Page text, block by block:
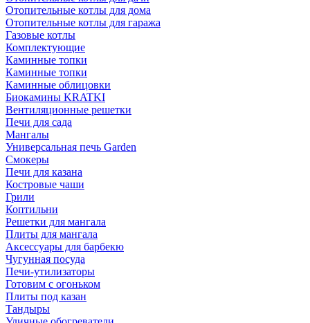
Отопительные котлы для дома
Отопительные котлы для гаража
Газовые котлы
Комплектующие
Каминные топки
Каминные топки
Каминные облицовки
Биокамины KRATKI
Вентиляционные решетки
Печи для сада
Мангалы
Универсальная печь Garden
Смокеры
Печи для казана
Костровые чаши
Грили
Коптильни
Решетки для мангала
Плиты для мангала
Аксессуары для барбекю
Чугунная посуда
Печи-утилизаторы
Готовим с огоньком
Плиты под казан
Тандыры